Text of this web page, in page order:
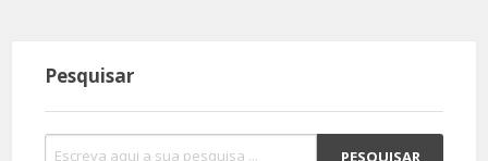
Pesquisar